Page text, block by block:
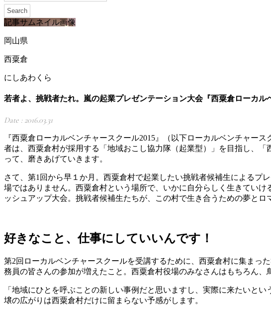
記事サムネイル画像
岡山県
西粟倉
にしあわくら
若者よ、挑戦者たれ。嵐の起業プレゼンテーション大会『西粟倉ローカル
Date : 2016.03.31
『西粟倉ローカルベンチャースクール2015』（以下ローカルベンチャー
者は、西粟倉村が採用する「地域おこし協力隊（起業型）」を目指し、
って、磨きあげていきます。
さて、第1回から早１か月。西粟倉村で起業したい挑戦者候補生によるプ
場ではありません。西粟倉村という場所で、いかに自分らしく生きてい
ッシュアップ大会。挑戦者候補生たちが、この村で生き合うための夢とロ
好きなこと、仕事にしていいんです！
第2回ローカルベンチャースクールを受講するために、西粟倉村に集まっ
務員の皆さんの参加が増えたこと。西粟倉村役場のみなさんはもちろん
「地域にひとを呼ぶことの新しい事例だと思いますし、実際に来たいと
壌の広がりは西粟倉村だけに留まらない予感がします。